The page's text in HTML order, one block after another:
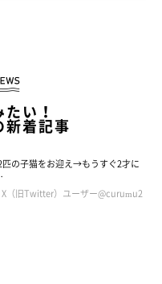
い！
新着記事
の子猫をお迎え→もうすぐ2才に
（旧Twitter）ユーザー@curumu2